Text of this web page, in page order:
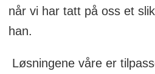
når vi har tatt på oss et
han.
Løsningene våre er